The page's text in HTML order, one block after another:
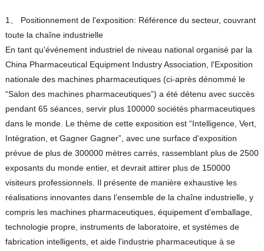
1、 Positionnement de l'exposition: Référence du secteur, couvrant
toute la chaîne industrielle
En tant qu'événement industriel de niveau national organisé par la
China Pharmaceutical Equipment Industry Association, l'Exposition
nationale des machines pharmaceutiques (ci-après dénommé le
“Salon des machines pharmaceutiques”) a été détenu avec succès
pendant 65 séances, servir plus 100000 sociétés pharmaceutiques
dans le monde. Le thème de cette exposition est “Intelligence, Vert,
Intégration, et Gagner Gagner”, avec une surface d'exposition
prévue de plus de 300000 mètres carrés, rassemblant plus de 2500
exposants du monde entier, et devrait attirer plus de 150000
visiteurs professionnels. Il présente de manière exhaustive les
réalisations innovantes dans l’ensemble de la chaîne industrielle, y
compris les machines pharmaceutiques, équipement d'emballage,
technologie propre, instruments de laboratoire, et systèmes de
fabrication intelligents, et aide l'industrie pharmaceutique à se